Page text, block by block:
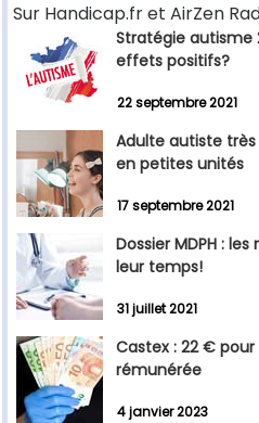
Sur Handicap.fr et AirZen
Stratégie autisme
effets positifs?
22 septembre 2021
Adulte autiste
en petites unités
17 septembre 2021
Dossier MDPH :
leur temps!
31 juillet 2021
Castex : 22 €
rémunérée
4 janvier 2023